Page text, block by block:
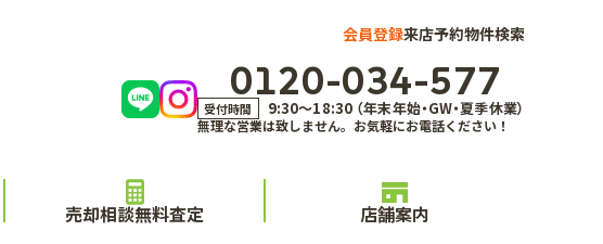
会員登録来店予約物件検索
0120-034-577
受付時間 9:30～18:30 （年末年始・GW・夏季休業）
無理な営業は致しません。お気軽にお電話ください！
売却相談無料査定 店舗案内